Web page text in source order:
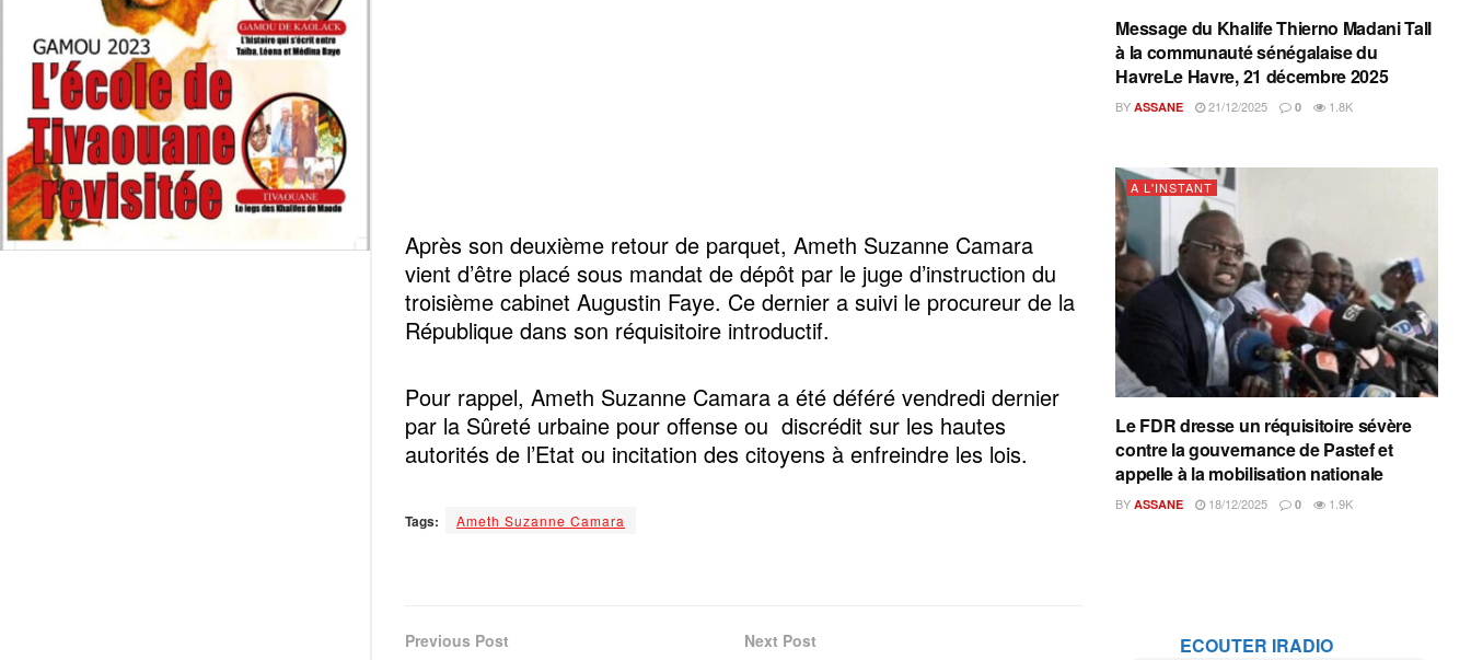
Après son deuxième retour de parquet, Ameth Suzanne Camara
vient d’être placé sous mandat de dépôt par le juge d’instruction du
troisième cabinet Augustin Faye. Ce dernier a suivi le procureur de la
République dans son réquisitoire introductif.
Pour rappel, Ameth Suzanne Camara a été déféré vendredi dernier
par la Sûreté urbaine pour offense ou discrédit sur les hautes
autorités de l’Etat ou incitation des citoyens à enfreindre les lois.
Tags: Ameth Suzanne Camara
Previous Post Next Post
A L'INSTANT
Message du Khalife Thierno Madani Tall
à la communauté sénégalaise du
HavreLe Havre, 21 décembre 2025
BY ASSANE 21/12/2025 0 1.8K
A L'INSTANT
Le FDR dresse un réquisitoire sévère
contre la gouvernance de Pastef et
appelle à la mobilisation nationale
BY ASSANE 18/12/2025 0 1.9K
ECOUTER IRADIO